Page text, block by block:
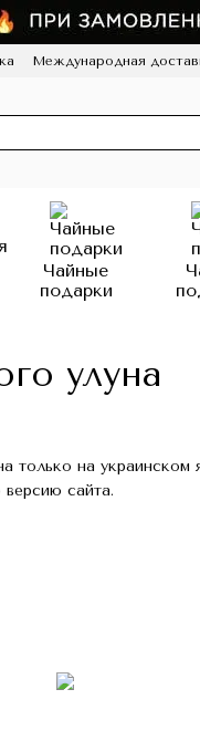
Международная
Чайные
подарки
улуна
только на
сайта.